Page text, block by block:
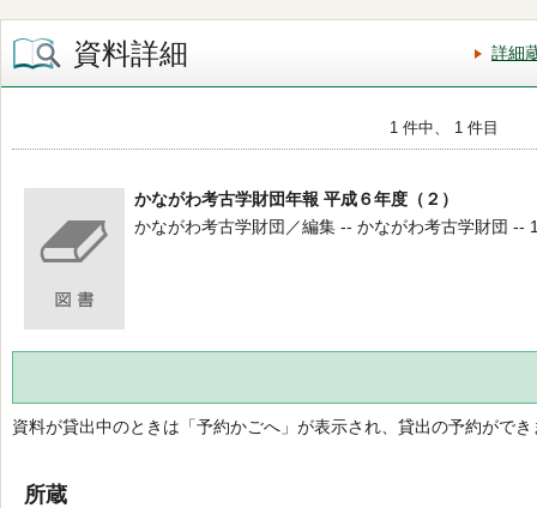
資料詳細 詳細
1 件中、 1 件目
かながわ考古学財団年報 平成６年度（２）
かながわ考古学財団／編集 -- かながわ考古学財団 --
資料が貸出中のときは「予約かごへ」が表示され、貸出の予約ができ
所蔵